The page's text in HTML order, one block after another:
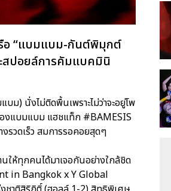
อ “แบมแบม-กันต์พิมุกต์
สปอยล์การคัมแบคมินิ
ม) นั่งไม่ติดพื้นเพราะไม่ว่าจะอยู่โพ
องแบมแบม แฮชแท็ก #BAMESIS
รวดเร็ว สมการรอคอยสุดๆ
ห้ทุกคนได้มาเจอกันอย่างใกล้ชิด
in Bangkok x Y Global